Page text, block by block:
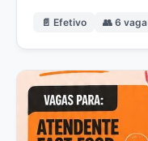
📄 Efetivo 👥 6